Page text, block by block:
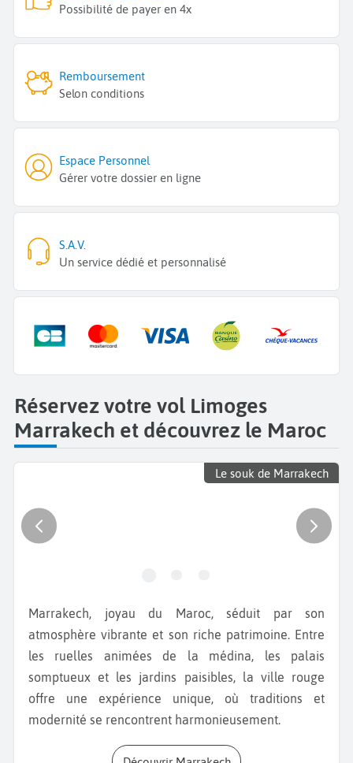
Possibilité de payer en 4x
Remboursement
Selon conditions
Espace Personnel
Gérer votre dossier en ligne
S.A.V.
Un service dédié et personnalisé
Réservez votre vol Limoges
Marrakech et découvrez le Maroc
Le souk de Marrakech
Marrakech, joyau du Maroc, séduit par son
atmosphère vibrante et son riche patrimoine. Entre
les ruelles animées de la médina, les palais
somptueux et les jardins paisibles, la ville rouge
offre une expérience unique, où traditions et
modernité se rencontrent harmonieusement.